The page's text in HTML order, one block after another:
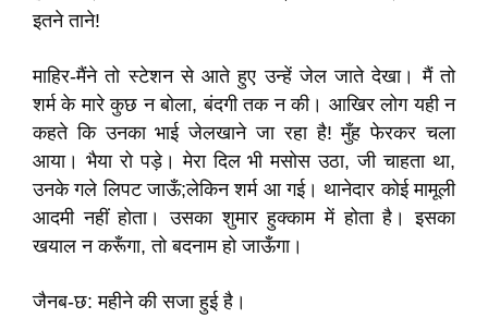
इतने ताने!
माहिर-मैंने तो स्टेशन से आते हुए उन्हें जेल जाते देखा। मैं तो
शर्म के मारे कुछ न बोला, बंदगी तक न की। आखिर लोग यही न
कहते कि उनका भाई जेलखाने जा रहा है! मुँह फेरकर चला
आया। भैया रो पड़े। मेरा दिल भी मसोस उठा, जी चाहता था,
उनके गले लिपट जाऊँ;लेकिन शर्म आ गई। थानेदार कोई मामूली
आदमी नहीं होता। उसका शुमार हुक्काम में होता है। इसका
खयाल न करूँगा, तो बदनाम हो जाऊँगा।
जैनब-छ: महीने की सजा हुई है।